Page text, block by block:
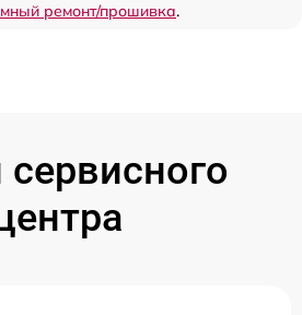
ремонт/прошивка.